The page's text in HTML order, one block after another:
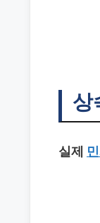
상
실제